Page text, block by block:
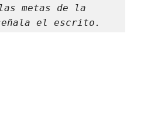
metas de la
el escrito.